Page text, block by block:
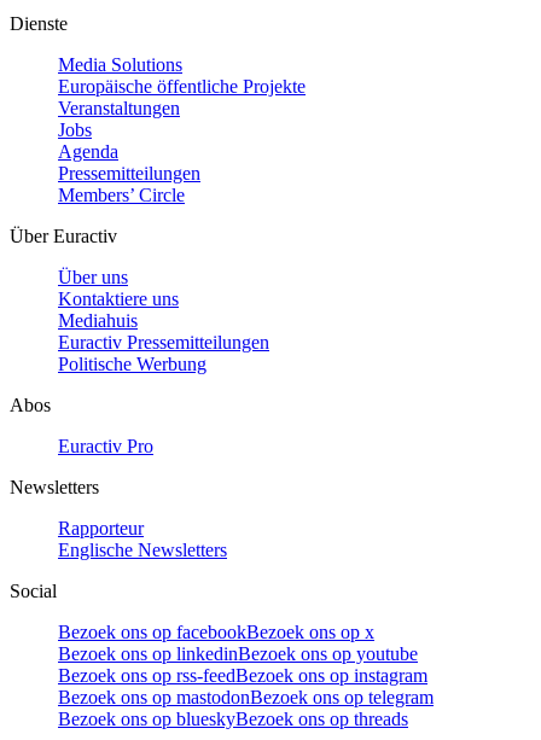
Dienste
Media Solutions
Europäische öffentliche Projekte
Veranstaltungen
Jobs
Agenda
Pressemitteilungen
Members’ Circle
Über Euractiv
Über uns
Kontaktiere uns
Mediahuis
Euractiv Pressemitteilungen
Politische Werbung
Abos
Euractiv Pro
Newsletters
Rapporteur
Englische Newsletters
Social
Bezoek ons op facebookBezoek ons op x
Bezoek ons op linkedinBezoek ons op youtube
Bezoek ons op rss-feedBezoek ons op instagram
Bezoek ons op mastodonBezoek ons op telegram
Bezoek ons op blueskyBezoek ons op threads